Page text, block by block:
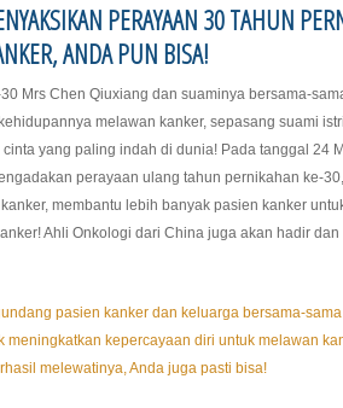
PERAYAAN 30 TAHUN
ANDA PUN BISA!
Mrs Chen Qiuxiang dan suaminya bersama-
melawan kanker, sepasang suami
yang paling indah di dunia! Pada tanggal 24
perayaan ulang tahun pernikahan ke-
membantu lebih banyak pasien kanker
Ahli Onkologi dari China juga akan hadir
pasien kanker dan keluarga bersama-
meningkatkan kepercayaan diri untuk melawan
melewatinya, Anda juga pasti bisa!